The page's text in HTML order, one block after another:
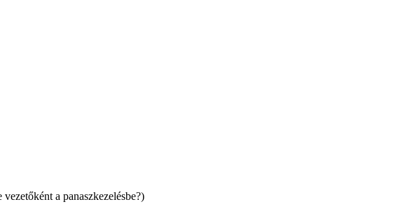
a panaszkezelésbe?)